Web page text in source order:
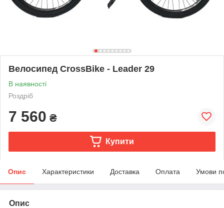
Велосипед CrossBike - Leader 29
В наявності
Роздріб
7 560 ₴
Купити
Опис Характеристики Доставка Оплата Умови
Опис